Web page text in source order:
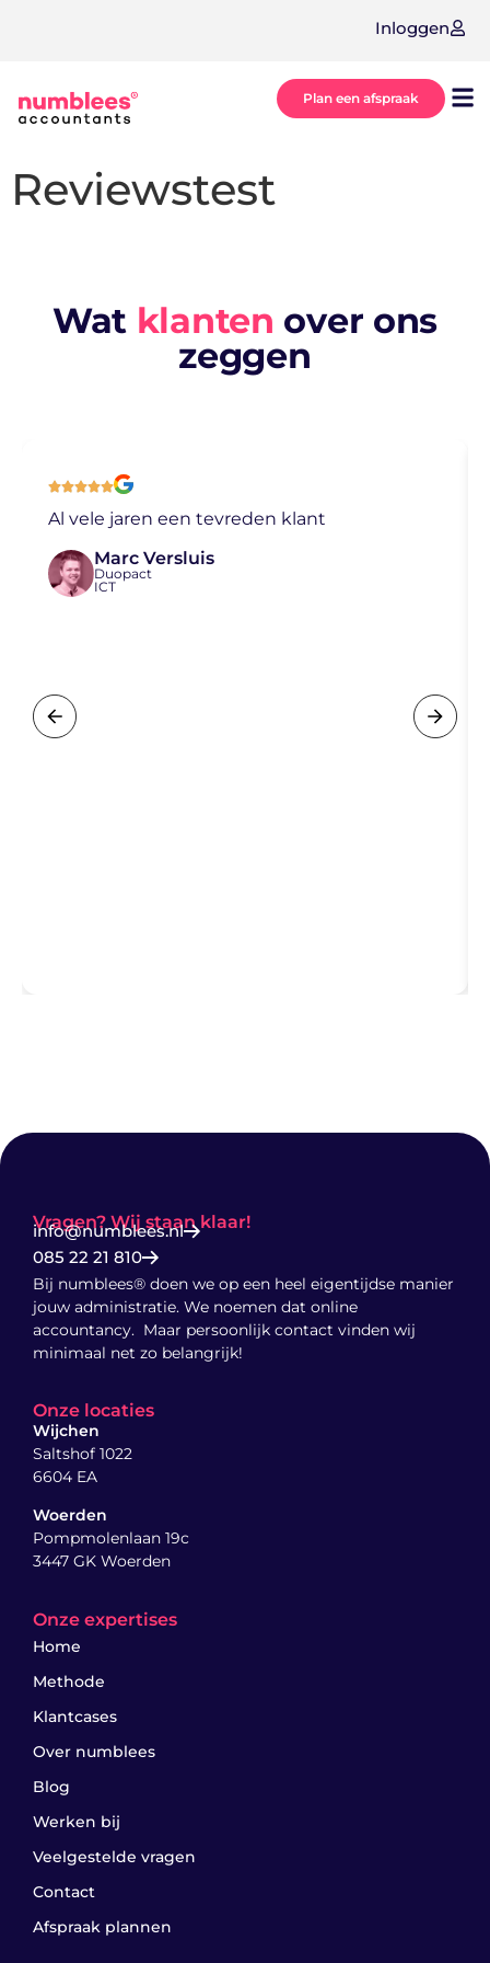
Inloggen
Plan een afspraak
Reviewstest
Wat klanten over ons
zeggen
Al vele jaren een tevreden klant
Marc Versluis
Duopact
ICT
Vragen? Wij staan klaar!
info@numblees.nl
085 22 21 810
Bij numblees® doen we op een heel eigentijdse manier
jouw administratie. We noemen dat online
accountancy. Maar persoonlijk contact vinden wij
minimaal net zo belangrijk!
Onze locaties
Wijchen
Saltshof 1022
6604 EA
Woerden
Pompmolenlaan 19c
3447 GK Woerden
Onze expertises
Home
Methode
Klantcases
Over numblees
Blog
Werken bij
Veelgestelde vragen
Contact
Afspraak plannen